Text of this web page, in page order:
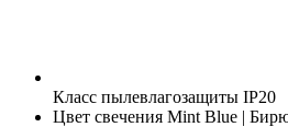
Класс пылевлагозащиты IP20
Цвет свечения Mint Blue |